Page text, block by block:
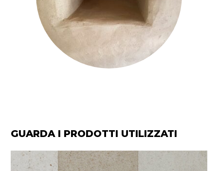
GUARDA I PRODOTTI UTILIZZATI